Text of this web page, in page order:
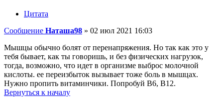
Цитата
Сообщение Наташа98 » 02 июл 2021 16:03
Мышцы обычно болят от перенапряжения. Но так как это у
тебя бывает, как ты говоришь, и без физических нагрузок,
тогда, возможно, что идет в организме выброс молочной
кислоты. ее переизбыток вызывает тоже боль в мышцах.
Нужно пропить витаминчики. Попробуй В6, В12.
Вернуться к началу